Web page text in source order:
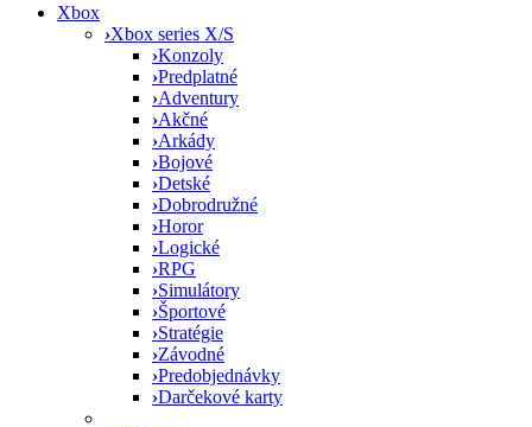
Xbox
›Xbox series X/S
›Konzoly
›Predplatné
›Adventury
›Akčné
›Arkády
›Bojové
›Detské
›Dobrodružné
›Horor
›Logické
›RPG
›Simulátory
›Športové
›Stratégie
›Závodné
›Predobjednávky
›Darčekové karty